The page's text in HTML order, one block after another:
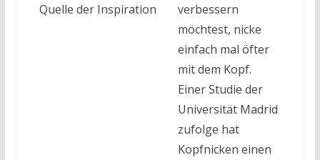
verbessern
möchtest, nicke
einfach mal öfter
mit dem Kopf.
Einer Studie der
Universität Madrid
zufolge hat
Kopfnicken einen